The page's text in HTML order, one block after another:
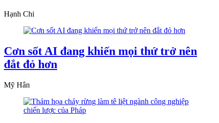
Hạnh Chi
Cơn sốt AI đang khiến mọi thứ trở nên
đắt đỏ hơn
Mỹ Hân